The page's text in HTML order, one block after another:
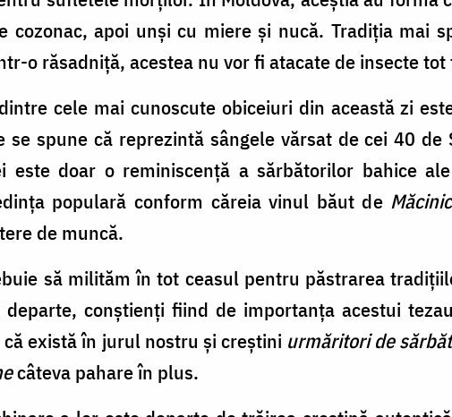
cozonac, apoi unși cu miere și nucă. Tradiția mai
o răsadniţă, acestea nu vor fi atacate de insecte
cele mai cunoscute obiceiuri din această zi
se spune că reprezintă sângele vărsat de cei 40
este doar o reminiscență a sărbătorilor bahice
populară conform căreia vinul băut de
de muncă.
să milităm în tot ceasul pentru păstrarea
departe, conștienți fiind de importanța acestui
există în jurul nostru și creștini urmăritori de
câteva pahare în plus.